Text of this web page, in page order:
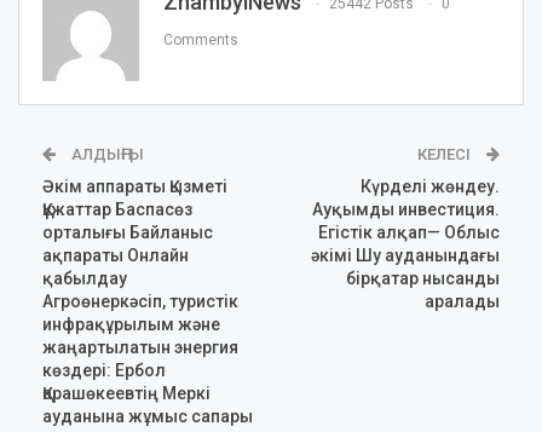
25442 Posts 0
Comments
АЛДЫҢҒЫ
Әкім аппараты Қызметі
Құжаттар Баспасөз
орталығы Байланыс
ақпараты Онлайн
қабылдау
Агроөнеркәсіп, туристік
инфрақұрылым және
жаңартылатын энергия
көздері: Ербол
Қарашөкеевтің Меркі
ауданына жұмыс сапары
КЕЛЕСІ
Күрделі жөндеу.
Ауқымды инвестиция.
Егістік алқап— Облыс
әкімі Шу ауданындағы
бірқатар нысанды
аралады